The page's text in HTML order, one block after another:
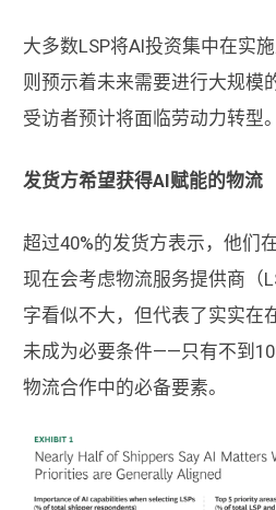
大多数LSP将AI投资集中在实
则预示着未来需要进行大规模
受访者预计将面临劳动力转型。
发货方希望获得AI赋能的物流
超过40%的发货方表示，他们
现在会考虑物流服务提供商（
字看似不大，但代表了实实在
未成为必要条件——只有不到
物流合作中的必备要素。